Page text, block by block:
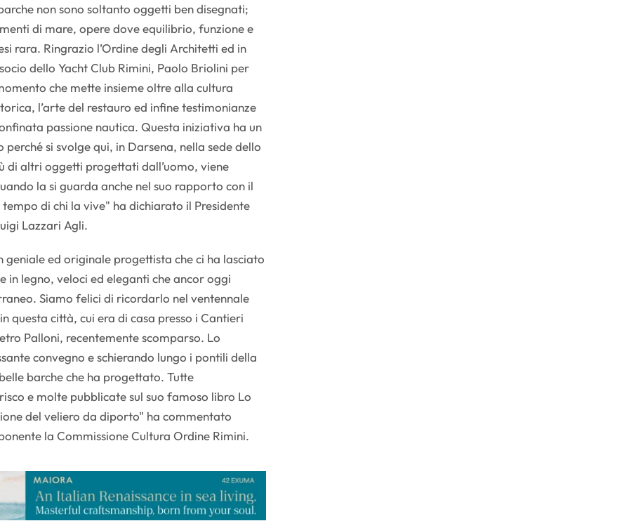
non sono soltanto oggetti ben disegnati;
di mare, opere dove equilibrio, funzione e
rara. Ringrazio l’Ordine degli Architetti ed in
dello Yacht Club Rimini, Paolo Briolini per
che mette insieme oltre alla cultura
l’arte del restauro ed infine testimonianze
passione nautica. Questa iniziativa ha un
si svolge qui, in Darsena, nella sede dello
di altri oggetti progettati dall’uomo, viene
la si guarda anche nel suo rapporto con il
di chi la vive" ha dichiarato il Presidente
Lazzari Agli.
geniale ed originale progettista che ci ha lasciato
in legno, veloci ed eleganti che ancor oggi
Siamo felici di ricordarlo nel ventennale
questa città, cui era di casa presso i Cantieri
Palloni, recentemente scomparso. Lo
convegno e schierando lungo i pontili della
barche che ha progettato. Tutte
e molte pubblicate sul suo famoso libro Lo
del veliero da diporto" ha commentato
la Commissione Cultura Ordine Rimini.